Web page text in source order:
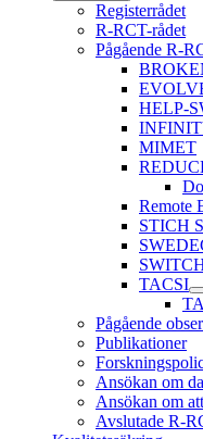
Registerrådet
R-RCT-rådet
Pågående R-
HELP-
MIMET
Remote
STICH
TACSI
Pågående
Publikationer
Ansökan om
Ansökan om
Avslutade R-